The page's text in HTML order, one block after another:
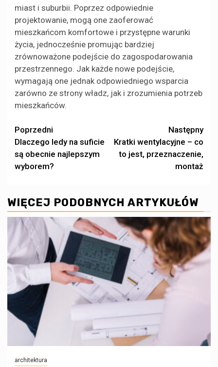
miast i suburbii. Poprzez odpowiednie
projektowanie, mogą one zaoferować
mieszkańcom komfortowe i przystępne warunki
życia, jednocześnie promując bardziej
zrównoważone podejście do zagospodarowania
przestrzennego. Jak każde nowe podejście,
wymagają one jednak odpowiedniego wsparcia
zarówno ze strony władz, jak i zrozumienia potrzeb
mieszkańców.
Zobacz
wpisy
Poprzedni
Dlaczego ledy na suficie
są obecnie najlepszym
wyborem?
Następny
Kratki wentylacyjne – co
to jest, przeznaczenie,
montaż
WIĘCEJ PODOBNYCH ARTYKUŁÓW
architektura